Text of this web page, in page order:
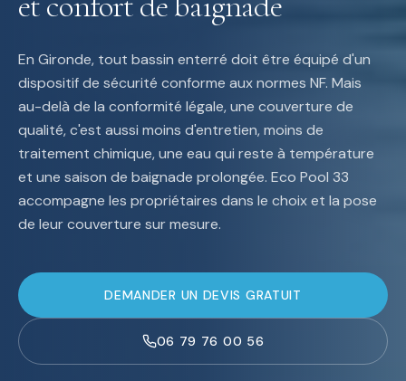
En Gironde, tout bassin enterré doit être équipé d'un
dispositif de sécurité conforme aux normes NF. Mais
au-delà de la conformité légale, une couverture de
qualité, c'est aussi moins d'entretien, moins de
traitement chimique, une eau qui reste à température
et une saison de baignade prolongée. Eco Pool 33
accompagne les propriétaires dans le choix et la pose
de leur couverture sur mesure.
DEMANDER UN DEVIS GRATUIT
06 79 76 00 56